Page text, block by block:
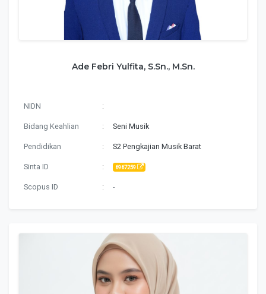
Ade Febri Yulfita, S.Sn., M.Sn.
NIDN :
Bidang Keahlian : Seni Musik
Pendidikan : S2 Pengkajian Musik Barat
Sinta ID : 6967259
Scopus ID : -